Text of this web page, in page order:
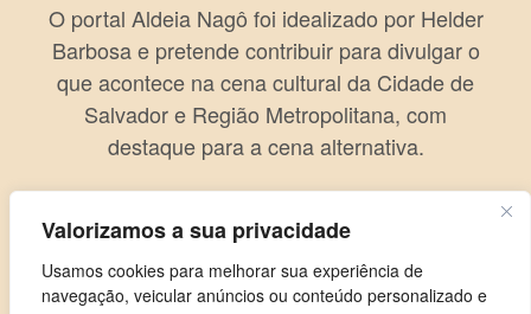
Valorizamos a sua privacidade
Usamos cookies para melhorar sua experiência de
navegação, veicular anúncios ou conteúdo personalizado e
O portal Aldeia Nagô foi idealizado por Helder
Barbosa e pretende contribuir para divulgar o
que acontece na cena cultural da Cidade de
Salvador e Região Metropolitana, com
destaque para a cena alternativa.